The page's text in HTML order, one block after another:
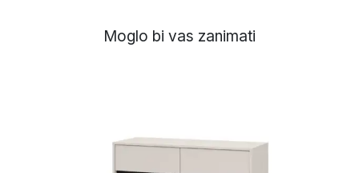
Moglo bi vas zanimati